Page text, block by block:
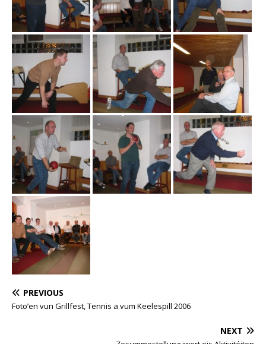
PREVIOUS
Foto’en vun Grillfest, Tennis a vum Keelespill 2006
NEXT